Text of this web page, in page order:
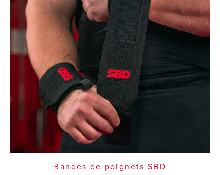
Bandes de poignets SBD